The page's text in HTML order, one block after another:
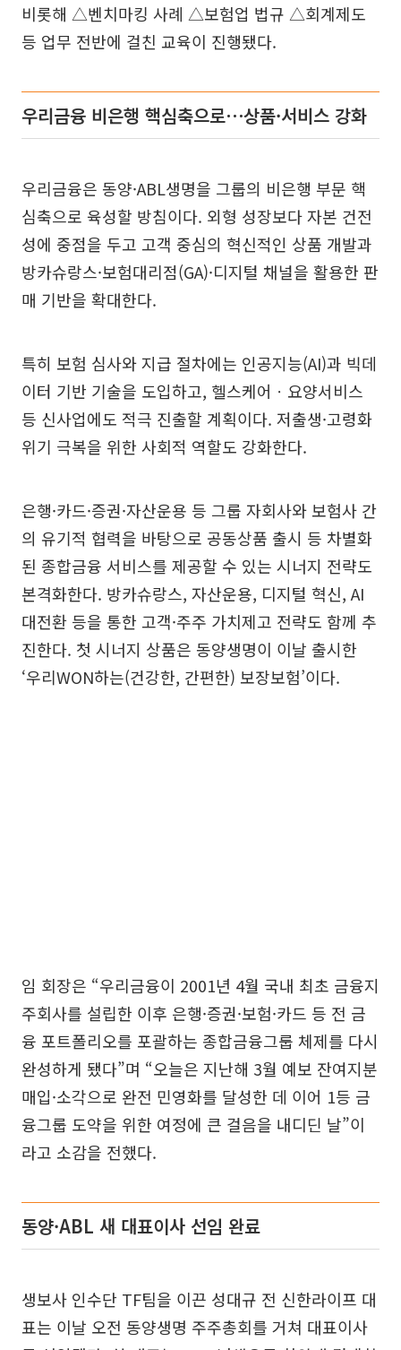
비롯해 △벤치마킹 사례 △보험업 법규 △회계제도
등 업무 전반에 걸친 교육이 진행됐다.
우리금융 비은행 핵심축으로⋯상품·서비스 강화
우리금융은 동양·ABL생명을 그룹의 비은행 부문 핵
심축으로 육성할 방침이다. 외형 성장보다 자본 건전
성에 중점을 두고 고객 중심의 혁신적인 상품 개발과
방카슈랑스·보험대리점(GA)·디지털 채널을 활용한 판
매 기반을 확대한다.
특히 보험 심사와 지급 절차에는 인공지능(AI)과 빅데
이터 기반 기술을 도입하고, 헬스케어ㆍ요양서비스
등 신사업에도 적극 진출할 계획이다. 저출생·고령화
위기 극복을 위한 사회적 역할도 강화한다.
은행·카드·증권·자산운용 등 그룹 자회사와 보험사 간
의 유기적 협력을 바탕으로 공동상품 출시 등 차별화
된 종합금융 서비스를 제공할 수 있는 시너지 전략도
본격화한다. 방카슈랑스, 자산운용, 디지털 혁신, AI
대전환 등을 통한 고객·주주 가치제고 전략도 함께 추
진한다. 첫 시너지 상품은 동양생명이 이날 출시한
‘우리WON하는(건강한, 간편한) 보장보험’이다.
임 회장은 “우리금융이 2001년 4월 국내 최초 금융지
주회사를 설립한 이후 은행·증권·보험·카드 등 전 금
융 포트폴리오를 포괄하는 종합금융그룹 체제를 다시
완성하게 됐다”며 “오늘은 지난해 3월 예보 잔여지분
매입·소각으로 완전 민영화를 달성한 데 이어 1등 금
융그룹 도약을 위한 여정에 큰 걸음을 내디딘 날”이
라고 소감을 전했다.
동양·ABL 새 대표이사 선임 완료
생보사 인수단 TF팀을 이끈 성대규 전 신한라이프 대
표는 이날 오전 동양생명 주주총회를 거쳐 대표이사